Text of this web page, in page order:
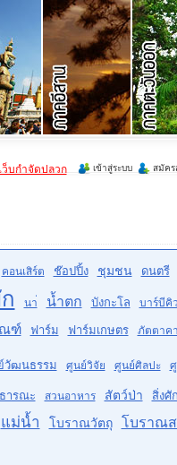
เข้าสู่ระบบ สมัคร
บกำจัดปลวก
คอนเสิร์ต ช๊อปปิ้ง ชุมชน ดนตรี
นา่ น้ำตก บังกะโล บาร์บีคิว
ฑ์ ฟาร์ม ฟาร์มเกษตร ภัตตาค
วัฒนธรรม ศูนย์วิจัย ศูนย์ศิลปะ
ารณะ สวนอาหาร สัตว์ป่า สิ่งศั
แม่น้ำ โบราณวัตถุ โบราณ